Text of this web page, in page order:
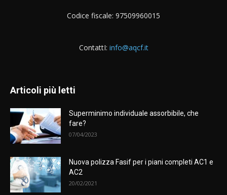
Codice fiscale: 97509960015
ContattI: info@aqcf.it
Articoli più letti
Superminimo individuale assorbibile, che
fare?
07/04/2023
Nuova polizza Fasif per i piani completi AC1 e
AC2
20/02/2021